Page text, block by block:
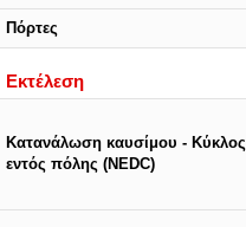
Πόρτες
Εκτέλεση
Κατανάλωση καυσίμου - Κύκλος
εντός πόλης (NEDC)